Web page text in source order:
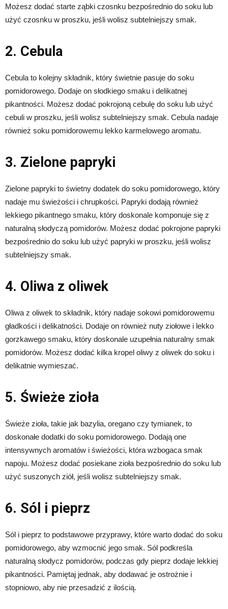
Możesz dodać starte ząbki czosnku bezpośrednio do soku lub
użyć czosnku w proszku, jeśli wolisz subtelniejszy smak.
2. Cebula
Cebula to kolejny składnik, który świetnie pasuje do soku
pomidorowego. Dodaje on słodkiego smaku i delikatnej
pikantności. Możesz dodać pokrojoną cebulę do soku lub użyć
cebuli w proszku, jeśli wolisz subtelniejszy smak. Cebula nadaje
również soku pomidorowemu lekko karmelowego aromatu.
3. Zielone papryki
Zielone papryki to świetny dodatek do soku pomidorowego, który
nadaje mu świeżości i chrupkości. Papryki dodają również
lekkiego pikantnego smaku, który doskonale komponuje się z
naturalną słodyczą pomidorów. Możesz dodać pokrojone papryki
bezpośrednio do soku lub użyć papryki w proszku, jeśli wolisz
subtelniejszy smak.
4. Oliwa z oliwek
Oliwa z oliwek to składnik, który nadaje sokowi pomidorowemu
gładkości i delikatności. Dodaje on również nuty ziołowe i lekko
gorzkawego smaku, który doskonale uzupełnia naturalny smak
pomidorów. Możesz dodać kilka kropel oliwy z oliwek do soku i
delikatnie wymieszać.
5. Świeże zioła
Świeże zioła, takie jak bazylia, oregano czy tymianek, to
doskonałe dodatki do soku pomidorowego. Dodają one
intensywnych aromatów i świeżości, która wzbogaca smak
napoju. Możesz dodać posiekane zioła bezpośrednio do soku lub
użyć suszonych ziół, jeśli wolisz subtelniejszy smak.
6. Sól i pieprz
Sól i pieprz to podstawowe przyprawy, które warto dodać do soku
pomidorowego, aby wzmocnić jego smak. Sól podkreśla
naturalną słodycz pomidorów, podczas gdy pieprz dodaje lekkiej
pikantności. Pamiętaj jednak, aby dodawać je ostrożnie i
stopniowo, aby nie przesadzić z ilością.